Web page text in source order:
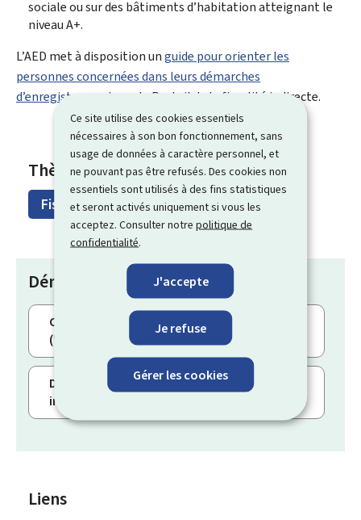
Ce site utilise des cookies essentiels
nécessaires à son bon fonctionnement, sans
usage de données à caractère personnel, et
ne pouvant pas être refusés. Des cookies non
essentiels sont utilisés à des fins statistiques
et seront activés uniquement si vous les
acceptez. Consulter notrepolitique de
confidentialité.
J'accepte
Je refuse
Gérer les cookies
sociale ou sur des bâtiments d’habitation atteignant le
niveau A+.
L’AED met à disposition unguide pour orienter les
personnes concernées dans leurs démarches
d’enregistrement
, sur le Portail de la fiscalité indirecte.
Thèmes
Fiscalité pour citoyens
Démarches
Crédit d'impôt sur les actes notariés
("Bëllegen Akt")
Déclarer la vente ou l’échange d’un bien
immobilier
Liens